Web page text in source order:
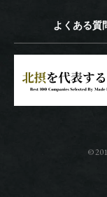
よくある質
©